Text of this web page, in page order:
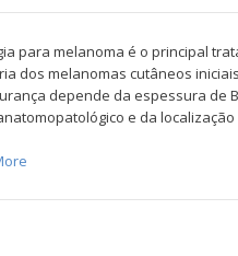
para melanoma é o principal
dos melanomas cutâneos
depende da espessura de
e da localização